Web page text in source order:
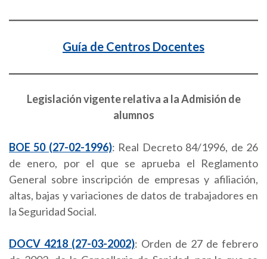
Guía de Centros Docentes
Legislación vigenterelativa a la Admisión de
alumnos
BOE 50 (27-02-1996): Real Decreto 84/1996, de 26
de enero, por el que se aprueba el Reglamento
General sobre inscripción de empresas y afiliación,
altas, bajas y variaciones de datos de trabajadores en
la Seguridad Social.
DOCV 4218 (27-03-2002): Orden de 27 de febrero